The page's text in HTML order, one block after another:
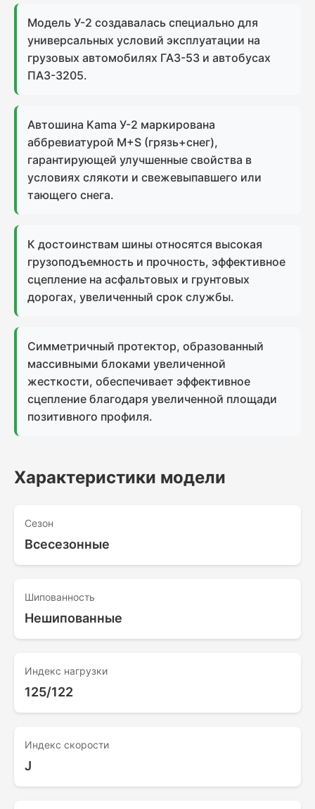
Модель У-2 создавалась специально для
универсальных условий эксплуатации на
грузовых автомобилях ГАЗ-53 и автобусах
ПАЗ-3205.
Автошина Kama У-2 маркирована
аббревиатурой M+S (грязь+снег),
гарантирующей улучшенные свойства в
условиях слякоти и свежевыпавшего или
тающего снега.
К достоинствам шины относятся высокая
грузоподъемность и прочность, эффективное
сцепление на асфальтовых и грунтовых
дорогах, увеличенный срок службы.
Симметричный протектор, образованный
массивными блоками увеличенной
жесткости, обеспечивает эффективное
сцепление благодаря увеличенной площади
позитивного профиля.
Характеристики модели
Сезон
Всесезонные
Шипованность
Нешипованные
Индекс нагрузки
125/122
Индекс скорости
J